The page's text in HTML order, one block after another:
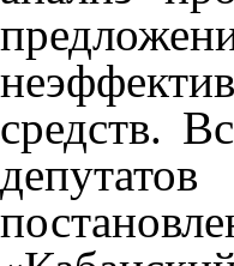
средств.